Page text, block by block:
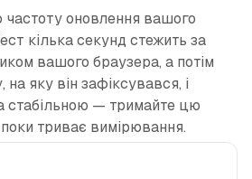
оновлення вашого
кілька секунд стежить за
вашого браузера, а потім
яку він зафіксувався, і
стабільною — тримайте цю
триває вимірювання.